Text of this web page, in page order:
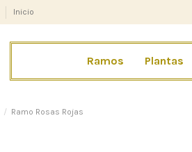
Inicio
Ramos Plantas
Ramo Rosas Rojas